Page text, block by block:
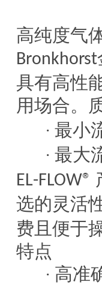
高纯度气
Bronkhorst
具有高性
用场合。
· 最小
· 最大
EL-FLOW®
选的灵活
费且便于
特点
· 高准